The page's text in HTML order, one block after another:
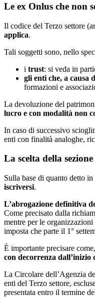
Le ex Onlus che non
Il codice del Terzo settore
applica.
Tali soggetti sono, nello
i trust: si veda in
gli enti che, a causa
formazioni e
La devoluzione del
lucro e con modalità non
In caso di successivo
enti con finalità analoghe,
La scelta della
Sulla base di quanto detto
iscriversi.
L’abrogazione definitiva
Come precisato dalla
mentre per le
imposta che parte il 1°
È importante precisare come,
con decorrenza dall’inizio
La Circolare dell’Agenzia
enti del Terzo settore,
presentata entro il termine